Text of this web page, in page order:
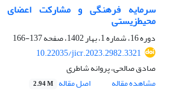
سرمایه فرهنگی و مشارکت اعضای
محیط‌زیستی
دوره 16، شماره 1، بهار 1402، صفحه
137-166
10.22035/jicr.2023.2982.3321
صادق صالحی، پروانه شاطری
مشاهده مقاله
اصل مقاله 2.94 M